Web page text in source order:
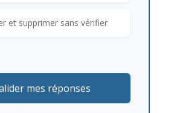
et supprimer sans vérifier
mes réponses